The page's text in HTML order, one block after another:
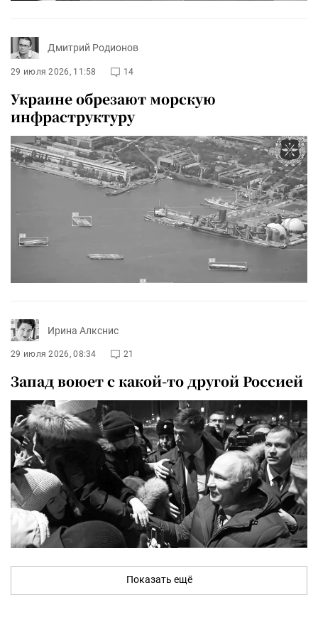
Дмитрий Родионов
29 июля 2026, 11:58 14
Украине обрезают морскую
инфраструктуру
Ирина Алкснис
29 июля 2026, 08:34 21
Запад воюет с какой-то другой Россией
Показать ещё